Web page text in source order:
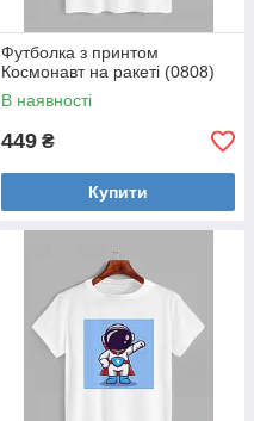
Футболка з принтом
Космонавт на ракеті (0808)
В наявності
449 ₴
Купити